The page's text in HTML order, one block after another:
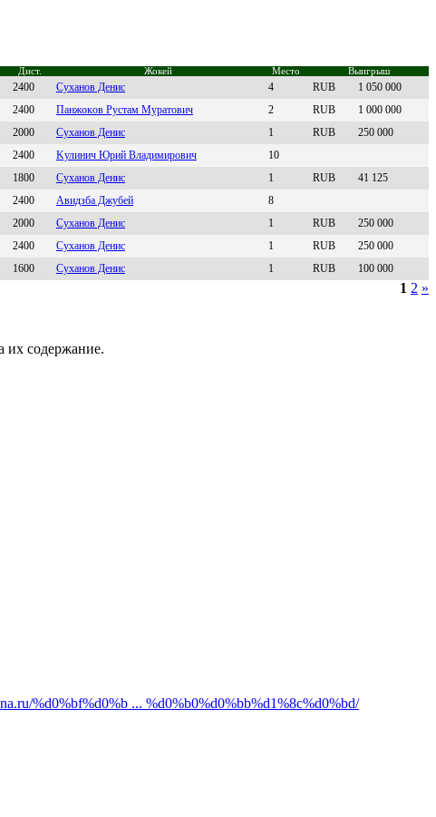
Дист. Жокей Место Выигрыш
2400 Cуxанoв Дeнис 4 RUB
1 050 000
2400 Пaнжoкoв Руcтaм Mурaтoвич 2 RUB
1 000 000
2000 Сухaнов Денис 1 RUB
250 000
2400 Kулинич Юрий Владимирoвич
10
1800 Суxaнов Дeниc 1 RUB
41 125
2400 Авидзба Джубeй
8
2000 Сухaнoв Денис 1 RUB
250 000
2400 Суxанoв Дениc 1 RUB
250 000
1600 Cуханoв Дениc 1 RUB 100 000
1 2 »
их содержание.
%d0%bf%d0%b ... %d0%b0%d0%bb%d1%8c%d0%bd/